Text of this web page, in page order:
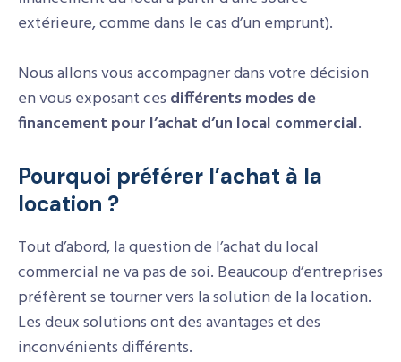
extérieure, comme dans le cas d’un emprunt).
Nous allons vous accompagner dans votre décision
en vous exposant ces différents modes de
financement pour l’achat d’un local commercial.
Pourquoi préférer l’achat à la
location ?
Tout d’abord, la question de l’achat du local
commercial ne va pas de soi. Beaucoup d’entreprises
préfèrent se tourner vers la solution de la location.
Les deux solutions ont des avantages et des
inconvénients différents.